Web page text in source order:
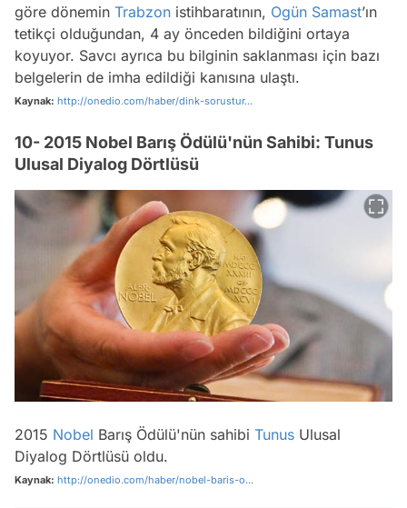
göre dönemin Trabzon istihbaratının, Ogün Samast’ın
tetikçi olduğundan, 4 ay önceden bildiğini ortaya
koyuyor. Savcı ayrıca bu bilginin saklanması için bazı
belgelerin de imha edildiği kanısına ulaştı.
Kaynak: http://onedio.com/haber/dink-sorustur...
10- 2015 Nobel Barış Ödülü'nün Sahibi: Tunus
Ulusal Diyalog Dörtlüsü
2015 Nobel Barış Ödülü'nün sahibi Tunus Ulusal
Diyalog Dörtlüsü oldu.
Kaynak: http://onedio.com/haber/nobel-baris-o...